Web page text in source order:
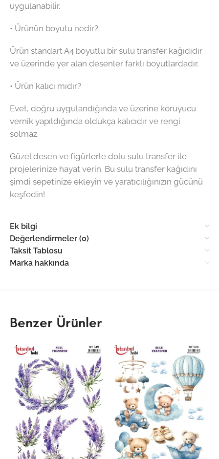
uygulanabilir.
• Ürünün boyutu nedir?
Ürün standart A4 boyutlu bir sulu transfer kağıdıdır
ve üzerinde yer alan desenler farklı boyutlardadır.
• Ürün kalıcı mıdır?
Evet, doğru uygulandığında ve üzerine koruyucu
vernik yapıldığında oldukça kalıcıdır ve rengi
solmaz.
Güzel desen ve figürlerle dolu sulu transfer ile
projelerinize hayat verin. Bu sulu transfer kağıdını
şimdi sepetinize ekleyin ve yaratıcılığınızın gücünü
keşfedin!
Ek bilgi
Değerlendirmeler (0)
Taksit Tablosu
Marka hakkında
Benzer Ürünler